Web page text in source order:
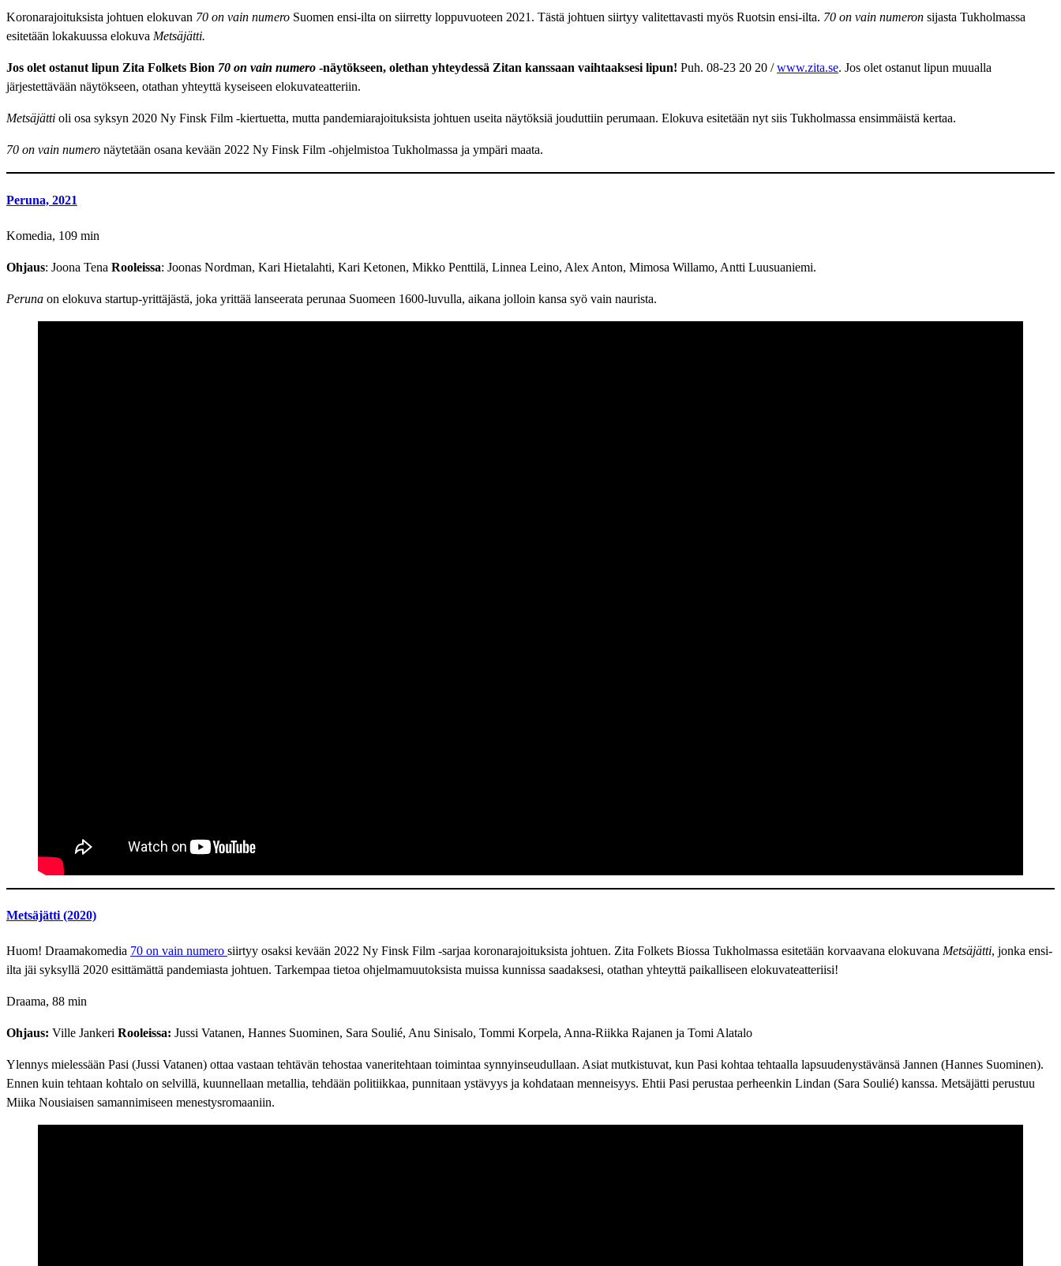
Koronarajoituksista johtuen elokuvan 70 on vain numero Suomen ensi-ilta on siirretty loppuvuoteen 2021. Tästä johtuen siirtyy valitettavasti myös Ruotsin ensi-ilta. 70 on vain numeron sijasta Tukholmassa
esitetään lokakuussa elokuva Metsäjätti.
Jos olet ostanut lipun Zita Folkets Bion 70 on vain numero -näytökseen, olethan yhteydessä Zitan kanssaan vaihtaaksesi lipun! Puh. 08-23 20 20 /www.zita.se. Jos olet ostanut lipun muualla
järjestettävään näytökseen, otathan yhteyttä kyseiseen elokuvateatteriin.
Metsäjätti oli osa syksyn 2020 Ny Finsk Film -kiertuetta, mutta pandemiarajoituksista johtuen useita näytöksiä jouduttiin perumaan. Elokuva esitetään nyt siis Tukholmassa ensimmäistä kertaa.
70 on vain numero näytetään osana kevään 2022 Ny Finsk Film -ohjelmistoa Tukholmassa ja ympäri maata.
Peruna, 2021
Komedia, 109 min
Ohjaus: Joona Tena Rooleissa: Joonas Nordman, Kari Hietalahti, Kari Ketonen, Mikko Penttilä, Linnea Leino, Alex Anton, Mimosa Willamo, Antti Luusuaniemi.
Peruna on elokuva startup-yrittäjästä, joka yrittää lanseerata perunaa Suomeen 1600-luvulla, aikana jolloin kansa syö vain naurista.
Metsäjätti (2020)
Huom! Draamakomedia 70 on vain numero siirtyy osaksi kevään 2022 Ny Finsk Film -sarjaa koronarajoituksista johtuen. Zita Folkets Biossa Tukholmassa esitetään korvaavana elokuvana Metsäjätti, jonka ensi-
ilta jäi syksyllä 2020 esittämättä pandemiasta johtuen. Tarkempaa tietoa ohjelmamuutoksista muissa kunnissa saadaksesi, otathan yhteyttä paikalliseen elokuvateatteriisi!
Draama, 88 min
Ohjaus: Ville Jankeri Rooleissa: Jussi Vatanen, Hannes Suominen, Sara Soulié, Anu Sinisalo, Tommi Korpela, Anna-Riikka Rajanen ja Tomi Alatalo
Ylennys mielessään Pasi (Jussi Vatanen) ottaa vastaan tehtävän tehostaa vaneritehtaan toimintaa synnyinseudullaan. Asiat mutkistuvat, kun Pasi kohtaa tehtaalla lapsuudenystävänsä Jannen (Hannes Suominen).
Ennen kuin tehtaan kohtalo on selvillä, kuunnellaan metallia, tehdään politiikkaa, punnitaan ystävyys ja kohdataan menneisyys. Ehtii Pasi perustaa perheenkin Lindan (Sara Soulié) kanssa. Metsäjätti perustuu
Miika Nousiaisen samannimiseen menestysromaaniin.